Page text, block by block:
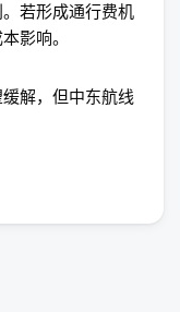
若形成通行费机
影响。
解，但中东航线